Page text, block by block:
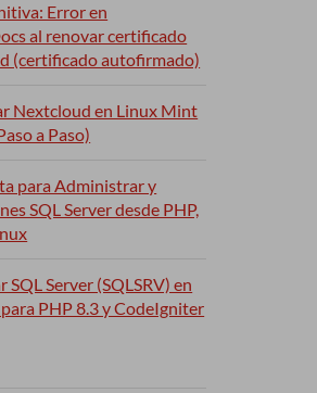
Error en
al renovar certificado
(certificado autofirmado)
Nextcloud en Linux Mint
a Paso)
para Administrar y
SQL Server desde PHP,
Server (SQLSRV) en
PHP 8.3 y CodeIgniter